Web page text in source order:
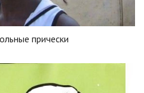
прически